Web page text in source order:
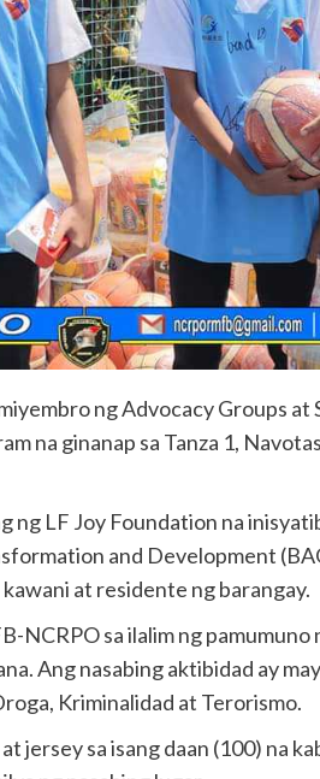
ng Advocacy Groups at
na ginanap sa Tanza 1,
ng LF Joy Foundation na
and Development
at residente ng barangay.
NCRPO sa ilalim ng pamumuno
Ang nasabing aktibidad ay
Kriminalidad at Terorismo.
jersey sa isang daan (100) na